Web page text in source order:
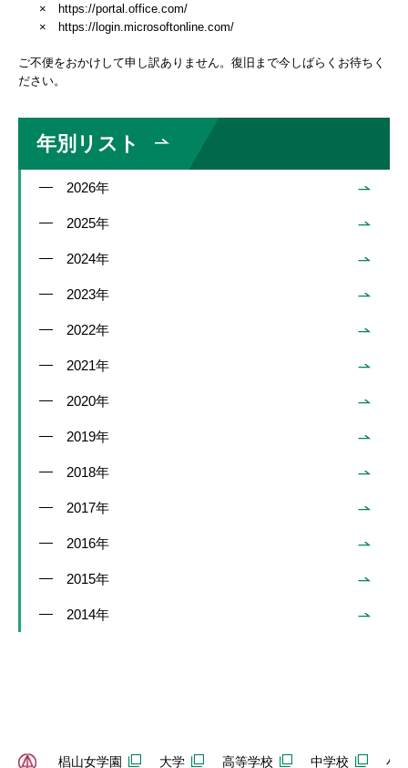
× https://portal.office.com/
× https://login.microsoftonline.com/
ご不便をおかけして申し訳ありません。復旧まで今しばらくお待ちく
ださい。
年別リスト
2026年
2025年
2024年
2023年
2022年
2021年
2020年
2019年
2018年
2017年
2016年
2015年
2014年
椙山女学園 大学 高等学校 中学校 小